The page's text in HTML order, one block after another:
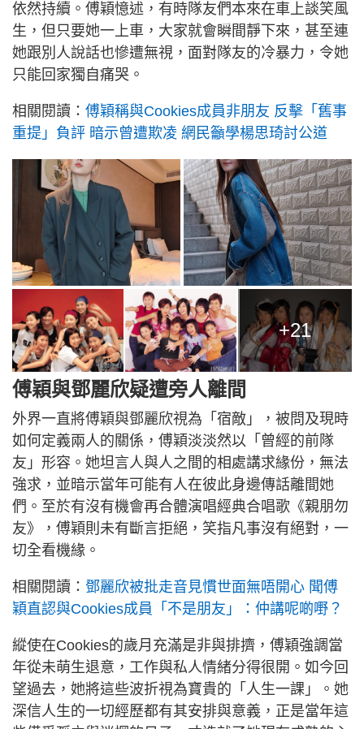
依然持續。傅穎憶述，有時隊友們本來在車上談笑風
生，但只要她一上車，大家就會瞬間靜下來，甚至連
她跟別人說話也慘遭無視，面對隊友的冷暴力，令她
只能回家獨自痛哭。
相關閱讀： 傅穎稱與Cookies成員非朋友 反擊「舊事
重提」負評 暗示曾遭欺凌 網民籲學楊思琦討公道
+21
傅穎與鄧麗欣疑遭旁人離間
外界一直將傅穎與鄧麗欣視為「宿敵」，被問及現時
如何定義兩人的關係，傅穎淡淡然以「曾經的前隊
友」形容。她坦言人與人之間的相處講求緣份，無法
強求，並暗示當年可能有人在彼此身邊傳話離間她
們。至於有沒有機會再合體演唱經典合唱歌《親朋勿
友》，傅穎則未有斷言拒絕，笑指凡事沒有絕對，一
切全看機緣。
相關閱讀： 鄧麗欣被批走音見慣世面無唔開心 聞傅
穎直認與Cookies成員「不是朋友」：仲講呢啲嘢？
縱使在Cookies的歲月充滿是非與排擠，傅穎強調當
年從未萌生退意，工作與私人情緒分得很開。如今回
望過去，她將這些波折視為寶貴的「人生一課」。她
深信人生的一切經歷都有其安排與意義，正是當年這